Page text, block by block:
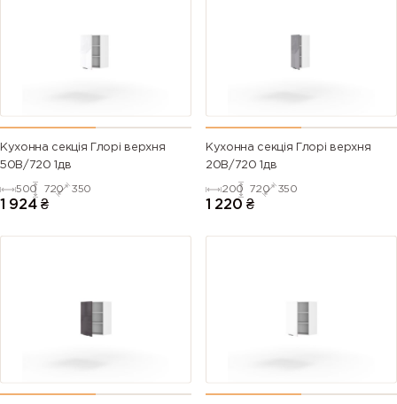
Кухонна секція Глорі верхня
50В/720 1дв
500 720 350
1 924 ₴
Кухонна секція Глорі верхня
20В/720 1дв
200 720 350
1 220 ₴